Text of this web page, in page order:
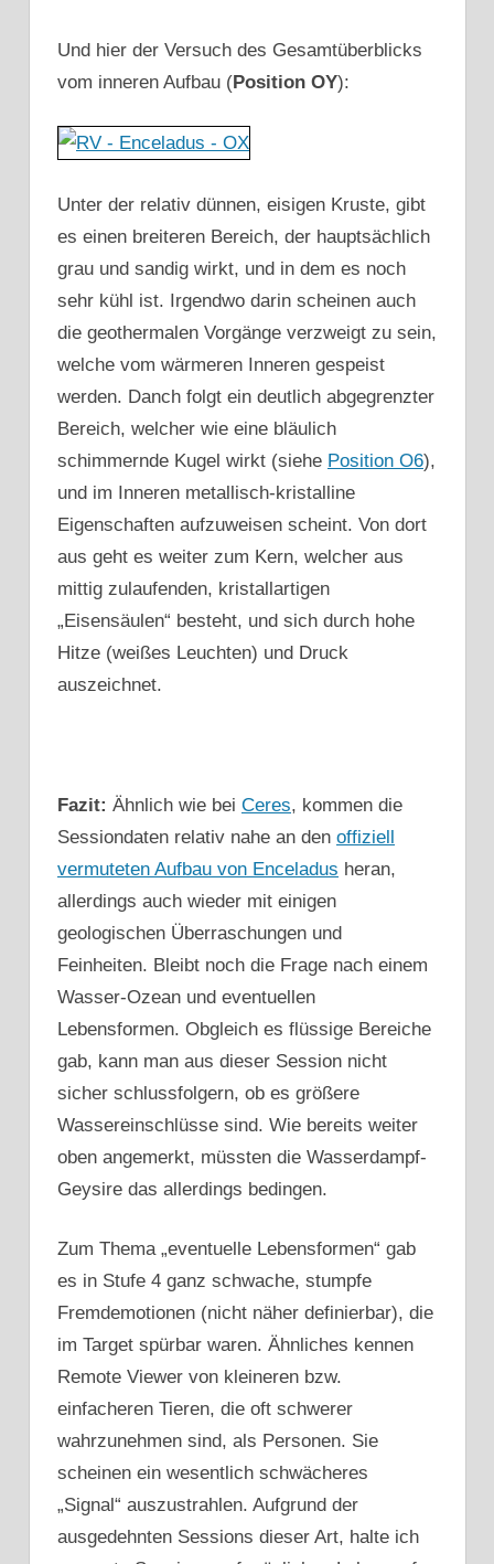
Und hier der Versuch des Gesamtüberblicks
vom inneren Aufbau (Position OY):
Unter der relativ dünnen, eisigen Kruste, gibt
es einen breiteren Bereich, der hauptsächlich
grau und sandig wirkt, und in dem es noch
sehr kühl ist. Irgendwo darin scheinen auch
die geothermalen Vorgänge verzweigt zu sein,
welche vom wärmeren Inneren gespeist
werden. Danch folgt ein deutlich abgegrenzter
Bereich, welcher wie eine bläulich
schimmernde Kugel wirkt (siehe Position O6),
und im Inneren metallisch-kristalline
Eigenschaften aufzuweisen scheint. Von dort
aus geht es weiter zum Kern, welcher aus
mittig zulaufenden, kristallartigen
„Eisensäulen“ besteht, und sich durch hohe
Hitze (weißes Leuchten) und Druck
auszeichnet.
Fazit: Ähnlich wie bei Ceres, kommen die
Sessiondaten relativ nahe an den offiziell
vermuteten Aufbau von Enceladus heran,
allerdings auch wieder mit einigen
geologischen Überraschungen und
Feinheiten. Bleibt noch die Frage nach einem
Wasser-Ozean und eventuellen
Lebensformen. Obgleich es flüssige Bereiche
gab, kann man aus dieser Session nicht
sicher schlussfolgern, ob es größere
Wassereinschlüsse sind. Wie bereits weiter
oben angemerkt, müssten die Wasserdampf-
Geysire das allerdings bedingen.
Zum Thema „eventuelle Lebensformen“ gab
es in Stufe 4 ganz schwache, stumpfe
Fremdemotionen (nicht näher definierbar), die
im Target spürbar waren. Ähnliches kennen
Remote Viewer von kleineren bzw.
einfacheren Tieren, die oft schwerer
wahrzunehmen sind, als Personen. Sie
scheinen ein wesentlich schwächeres
„Signal“ auszustrahlen. Aufgrund der
ausgedehnten Sessions dieser Art, halte ich